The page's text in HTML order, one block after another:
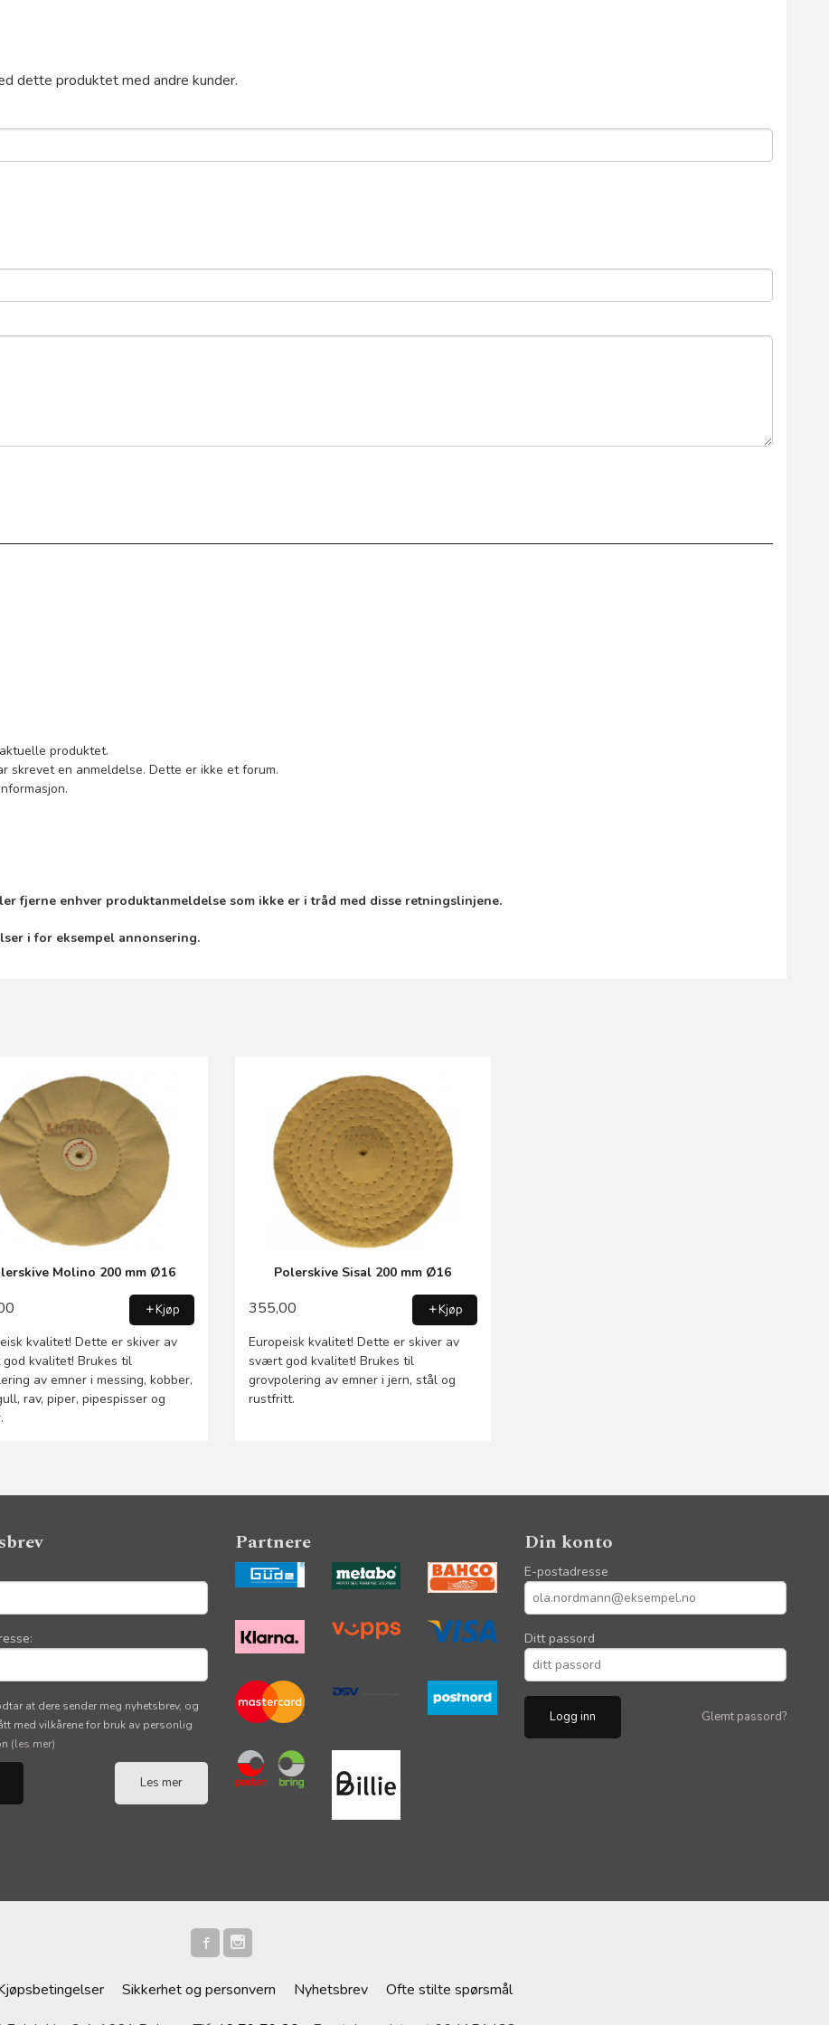
dette produktet med andre kunder.
produktet.
skrevet en anmeldelse. Dette er ikke et forum.
fjerne enhver produktanmeldelse som ikke er i tråd med disse retningslinjene.
i for eksempel annonsering.
Molino 200 mm Ø16
Kjøp
kvalitet! Dette er skiver av
kvalitet! Brukes til
av emner i messing, kobber,
rav, piper, pipespisser og
Polerskive Sisal 200 mm Ø16
355,00 Kjøp
Europeisk kvalitet! Dette er skiver av
svært god kvalitet! Brukes til
grovpolering av emner i jern, stål og
rustfritt.
at dere sender meg nyhetsbrev, og
med vilkårene for bruk av personlig
(les mer)
Les mer
Partnere Din konto
E-postadresse
Ditt passord
Glemt passord?
Sikkerhet og personvern Nyhetsbrev
Ofte stilte spørsmål